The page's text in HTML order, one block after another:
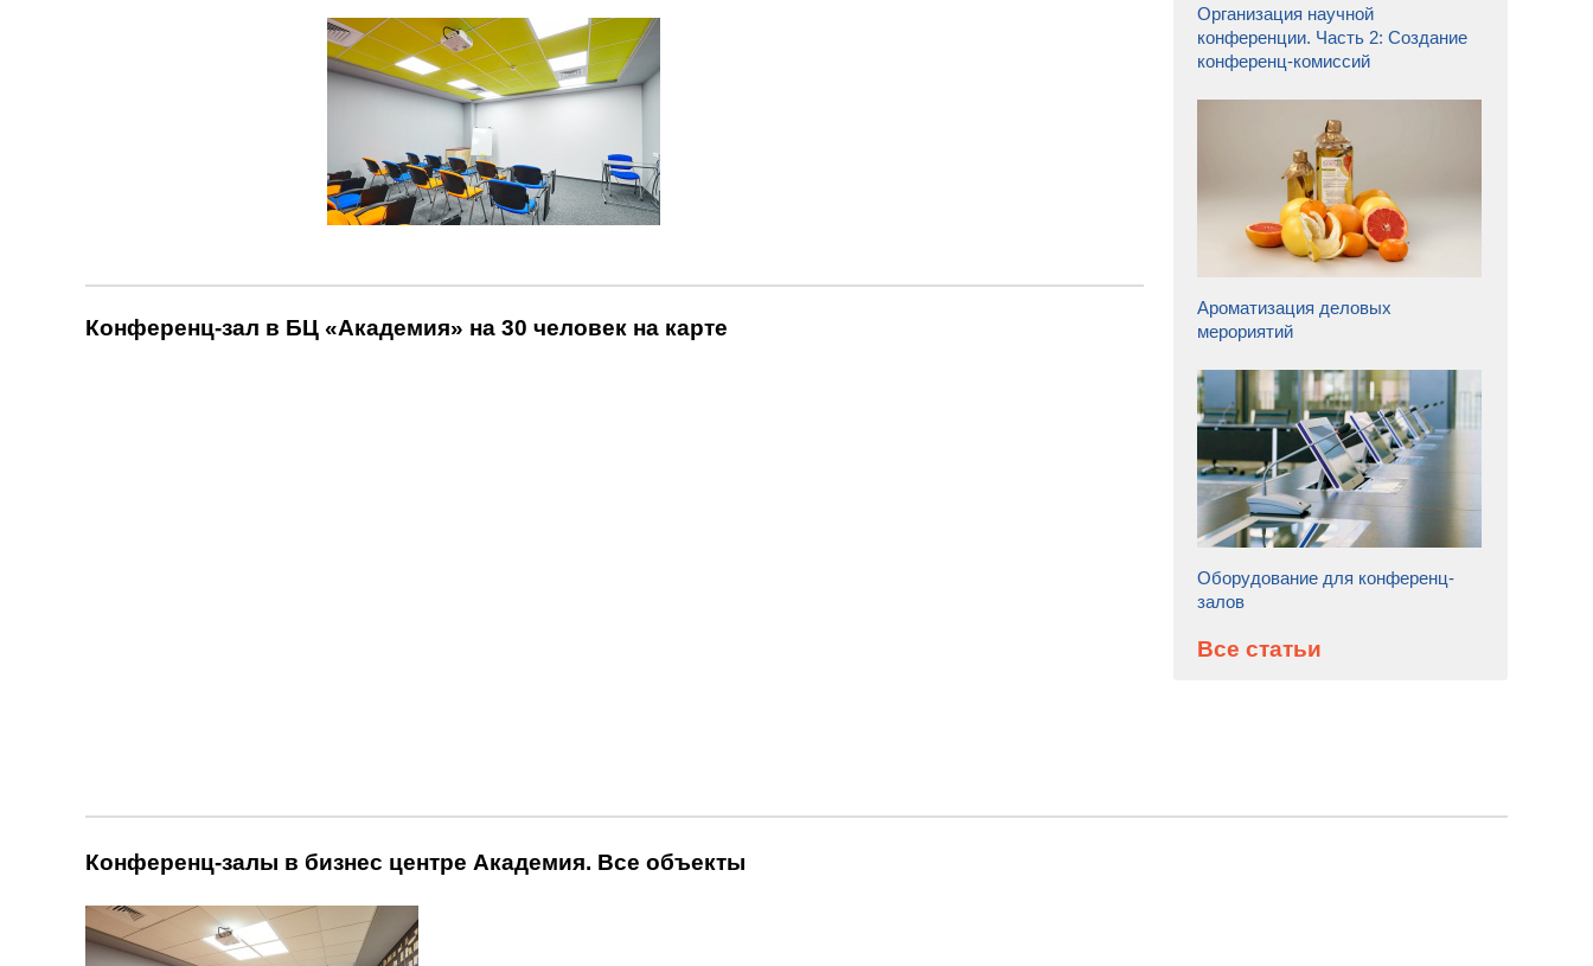
Конференц-зал в БЦ «Академия» на 30 человек на карте
Организация научной
конференции. Часть 2: Создание
конференц-комиссий
Ароматизация деловых
мерориятий
Оборудование для конференц-
залов
Все статьи
Конференц-залы в бизнес центре Академия. Все объекты